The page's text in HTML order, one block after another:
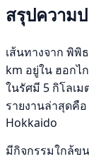
สรุปความ
เส้นทางจาก พิพิ
km อยู่ใน ฮอกไ
ในรัศมี 5 กิโลเ
รายงานล่าสุดคื
Hokkaido
มีกิจกรรมใกล้ข